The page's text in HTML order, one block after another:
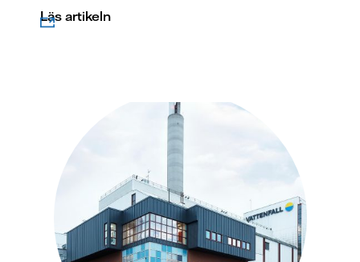
Läs artikeln